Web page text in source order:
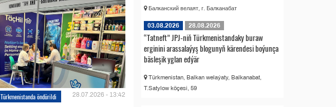
Türkmenistanda öndürildi 28.07.2026 - 13:42
Балканский велаят, г. Балканабат
03.08.2026 28.08.2026
“Tatneft” JPJ-niň Türkmenistandaky buraw
erginini arassalaýyş blogunyň kärendesi boýunça
bäsleşik yglan edýär
Türkmenistan, Balkan welaýaty, Balkanabat,
T.Satylow köçesi, 59